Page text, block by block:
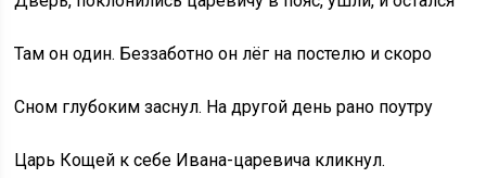
Там он один. Беззаботно он лёг на постелю и скоро
Сном глубоким заснул. На другой день рано поутру
Царь Кощей к себе Ивана-царевича кликнул.